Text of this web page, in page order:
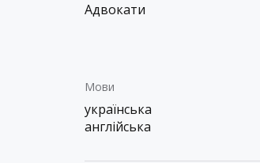
Адвокати
Мови
українська
англійська